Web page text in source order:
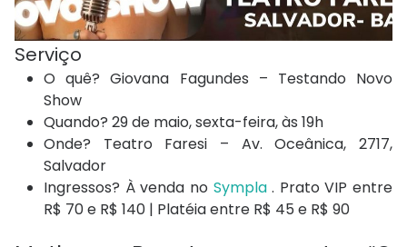
Serviço
O quê? Giovana Fagundes – Testando Novo
Show
Quando? 29 de maio, sexta-feira, às 19h
Onde? Teatro Faresi – Av. Oceânica, 2717,
Salvador
Ingressos? À venda no Sympla. Prato VIP entre
R$ 70 e R$ 140 | Platéia entre R$ 45 e R$ 90